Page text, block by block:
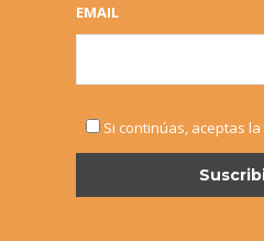
2º
¡No hay eventos!
EMAIL
Si continúas, aceptas